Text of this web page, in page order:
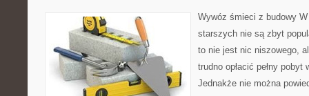
Wywóz śmieci z budowy
starszych nie są zbyt
to nie jest nic niszowego,
trudno opłacić pełny
Jednakże nie można